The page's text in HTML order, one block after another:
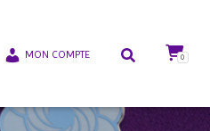
MON COMPTE 0